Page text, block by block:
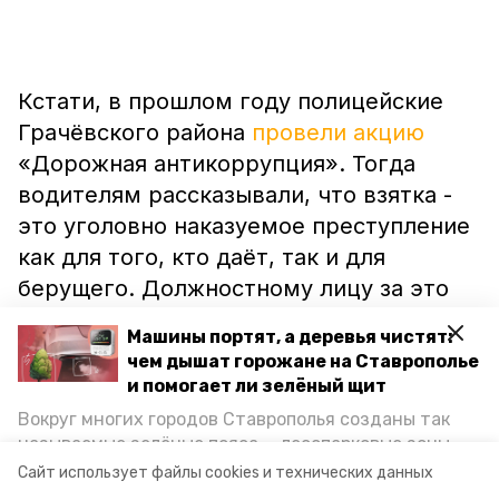
Сайт использует файлы cookies и технических данных
Машины портят, а деревья чистят:
чем дышат горожане на Ставрополье
и помогает ли зелёный щит
Вокруг многих городов Ставрополья созданы так
называемые зелёные пояса — лесопарковые зоны,
снижающие негативное воздействие выхлопных
Кстати, в прошлом году полицейские
Грачёвского района провели акцию
«Дорожная антикоррупция». Тогда
водителям рассказывали, что взятка -
это уголовно наказуемое преступление
как для того, кто даёт, так и для
берущего. Должностному лицу за это
грозит до восьми лет лишения свободы.
Напомним, как сообщалось ранее,
ставрополецзаплатил семь тысяч